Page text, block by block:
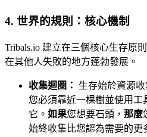
4. 世界的規則：核心機制
Tribals.io 建立在三個核心生存原
在其他人失敗的地方蓬勃發展。
收集迴圈： 生存始於資源收
您必須靠近一棵樹並使用工
它。 如果您想要石頭， 那麼
始終收集比您認為需要的更